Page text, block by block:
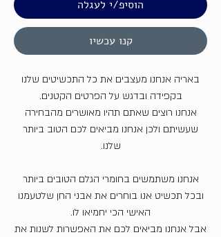
הוסיפ/י לעגלה
קנו עכשיו
באריה אנחנו מעצבים את כל התכשיטים שלנו
בקפידה ובדגש על הפרטים הקטנים.
אנחנו רוצים שאתם תהיו מאושרים מהבחירה
שעשיתם ולכן אנחנו מביאים לכם הטוב ביותר
שלנו.
אנחנו משתמשים בחומרי הגלם הטובים ביותר
ובכל תכשיט אנו בוחרים את אבני החן שלטעמנו
האישי הכי יחמיאו לו.
אבל אנחנו מביאים לכם את האפשרות לשנות את